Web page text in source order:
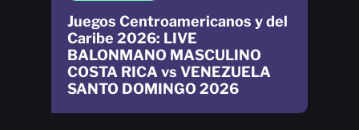
Juegos Centroamericanos y del
Caribe 2026: LIVE
BALONMANO MASCULINO
COSTA RICA vs VENEZUELA
SANTO DOMINGO 2026